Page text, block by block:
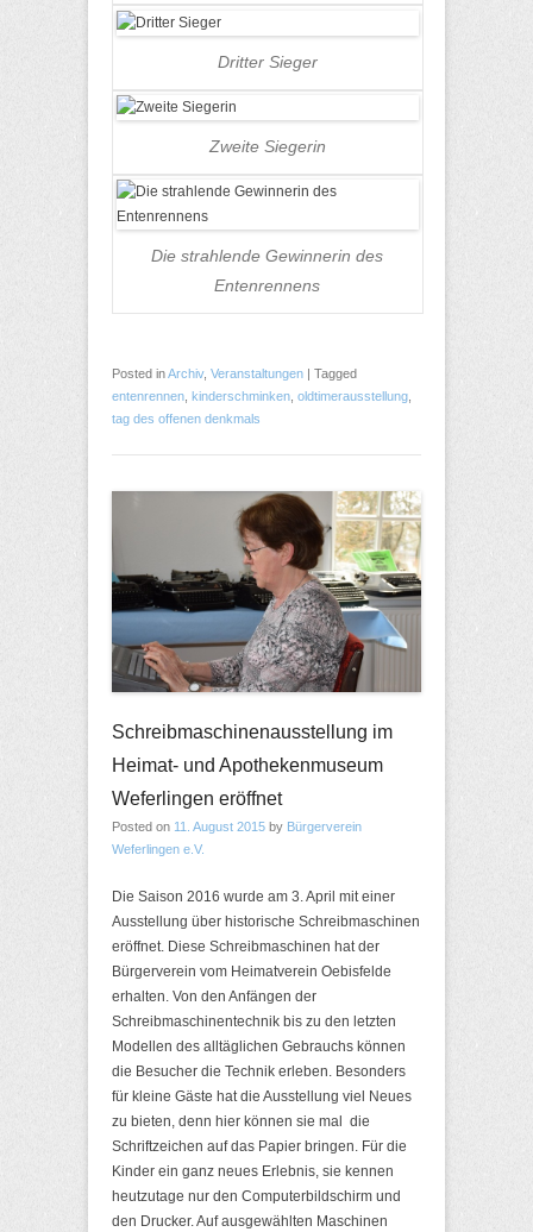
Dritter Sieger
Zweite Siegerin
Die strahlende Gewinnerin des
Entenrennens
Posted inArchiv, Veranstaltungen | Tagged
entenrennen kinderschminken oldtimerausstellung
tag des offenen denkmals
Schreibmaschinenausstellung im
Heimat- und Apothekenmuseum
Weferlingen eröffnet
Posted on 11. August 2015 by Bürgerverein
Weferlingen e.V.
Die Saison 2016 wurde am 3. April mit einer
Ausstellung über historische Schreibmaschinen
eröffnet. Diese Schreibmaschinen hat der
Bürgerverein vom Heimatverein Oebisfelde
erhalten. Von den Anfängen der
Schreibmaschinentechnik bis zu den letzten
Modellen des alltäglichen Gebrauchs können
die Besucher die Technik erleben. Besonders
für kleine Gäste hat die Ausstellung viel Neues
zu bieten, denn hier können sie mal die
Schriftzeichen auf das Papier bringen. Für die
Kinder ein ganz neues Erlebnis, sie kennen
heutzutage nur den Computerbildschirm und
den Drucker. Auf ausgewählten Maschinen